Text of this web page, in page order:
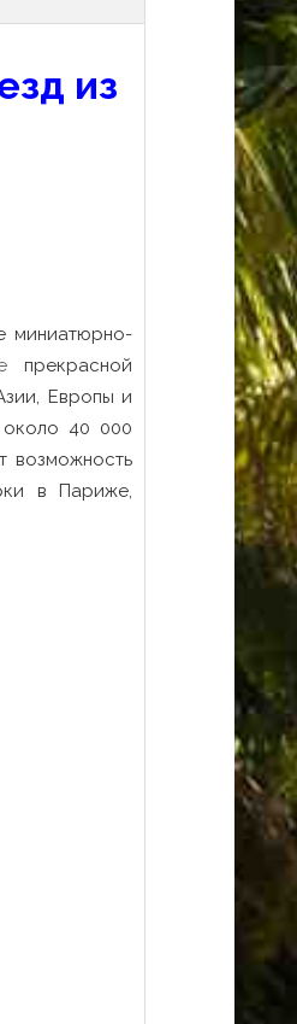
из
миниатюрно-
прекрасной
Европы и
40 000
возможность
в Париже,